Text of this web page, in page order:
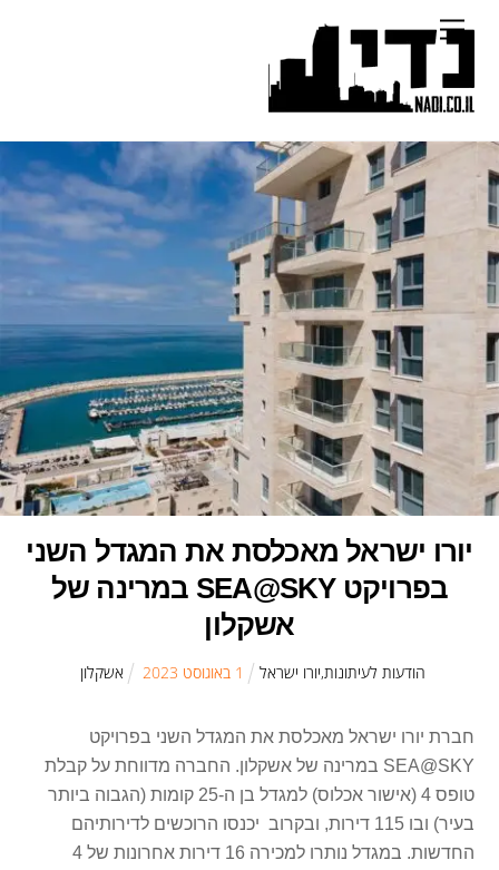
content
Menu
יורו ישראל מאכלסת את המגדל השני
בפרויקט SEA@SKY במרינה של
אשקלון
הודעות לעיתונות,יורו ישראל 1 באוגוסט 2023 אשקלון
חברת יורו ישראל מאכלסת את המגדל השני בפרויקט
SEA@SKY במרינה של אשקלון. החברה מדווחת על קבלת
טופס 4 (אישור אכלוס) למגדל בן ה-25 קומות (הגבוה ביותר
בעיר) ובו 115 דירות, ובקרוב יכנסו הרוכשים לדירותיהם
החדשות. במגדל נותרו למכירה 16 דירות אחרונות של 4